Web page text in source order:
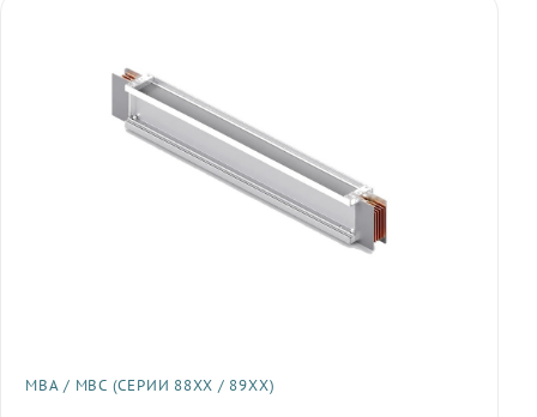
МВА / МВС (СЕРИИ 88XX / 89XX)